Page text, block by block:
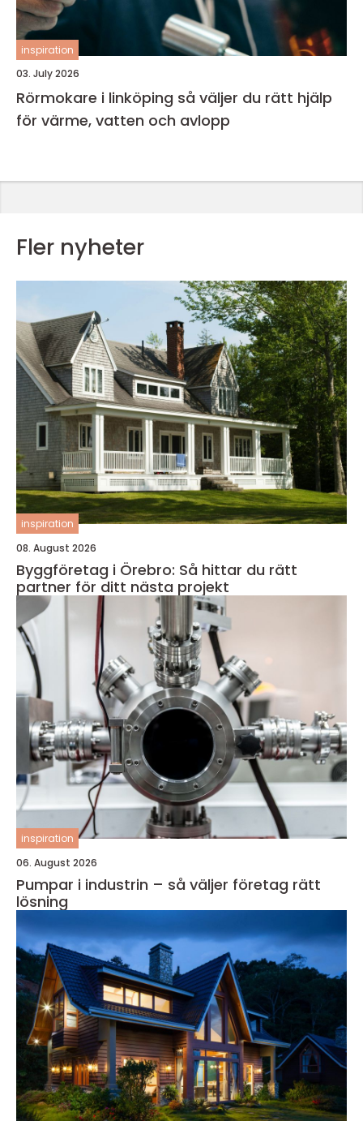
inspiration
03. July 2026
Rörmokare i linköping så väljer du rätt hjälp
för värme, vatten och avlopp
Fler nyheter
inspiration
08. August 2026
Byggföretag i Örebro: Så hittar du rätt
partner för ditt nästa projekt
inspiration
06. August 2026
Pumpar i industrin – så väljer företag rätt
lösning